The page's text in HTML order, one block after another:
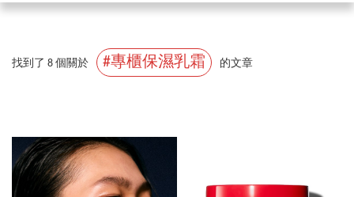
找到了 8 個關於 #專櫃保濕乳霜 的文章